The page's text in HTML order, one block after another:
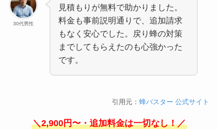
30代男性
見積もりが無料で助かりました。
料金も事前説明通りで、追加請求
もなく安心でした。戻り蜂の対策
までしてもらえたのも心強かった
です。
引用元：蜂バスター 公式サイト
＼2,900円〜・追加料金は一切なし！／